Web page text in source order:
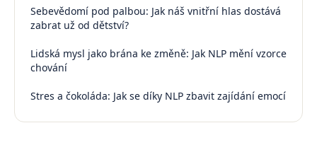
Sebevědomí pod palbou: Jak náš vnitřní hlas dostává
zabrat už od dětství?
Lidská mysl jako brána ke změně: Jak NLP mění vzorce
chování
Stres a čokoláda: Jak se díky NLP zbavit zajídání emocí